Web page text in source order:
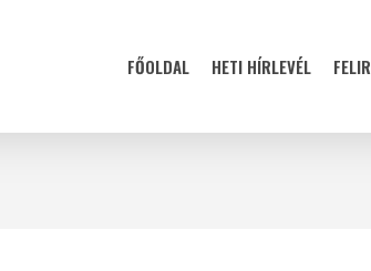
FŐOLDAL HETI HÍRLEVÉL